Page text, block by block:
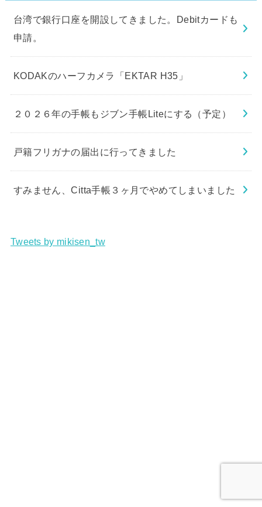
台湾で銀行口座を開設してきました。Debitカードも
申請。
KODAKのハーフカメラ「EKTAR H35」
２０２６年の手帳もジブン手帳Liteにする（予定）
戸籍フリガナの届出に行ってきました
すみません、Citta手帳３ヶ月でやめてしまいました
Tweets by mikisen_tw